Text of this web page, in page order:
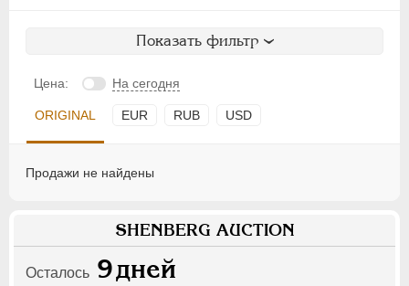
Показать фильтр
Цена: На сегодня
ORIGINAL EUR RUB USD
Продажи не найдены
SHENBERG AUCTION
Осталось 9дней